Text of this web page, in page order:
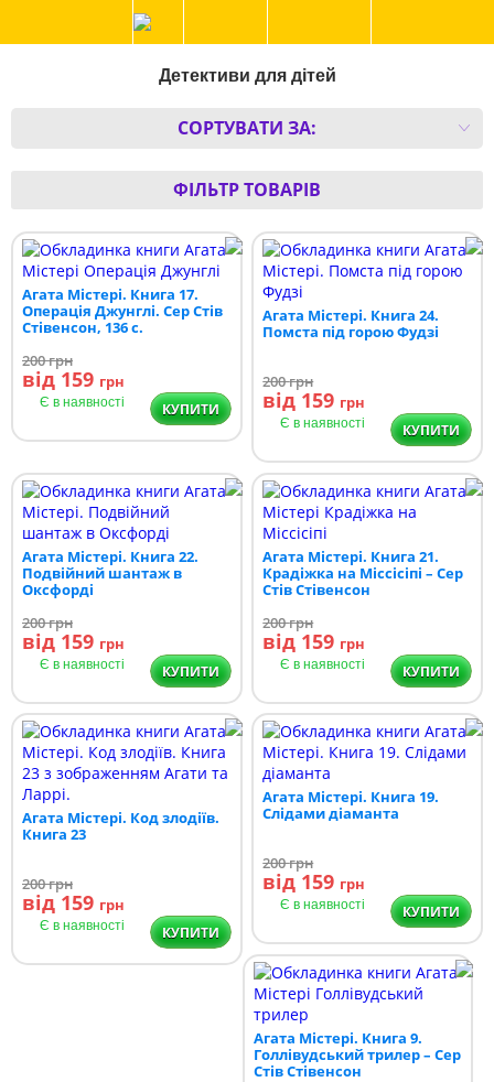
Детективи для дітей
СОРТУВАТИ ЗА:
ФІЛЬТР ТОВАРІВ
Агата Містері. Книга 17.
Операція Джунглі. Сер Стів
Стівенсон, 136 с.
200грн
від 159 грн
Є в наявності КУПИТИ
Агата Містері. Книга 24.
Помста під горою Фудзі
200грн
від 159 грн
Є в наявності КУПИТИ
Агата Містері. Книга 22.
Подвійний шантаж в
Оксфорді
200грн
від 159 грн
Є в наявності КУПИТИ
Агата Містері. Книга 21.
Крадіжка на Міссісіпі – Сер
Стів Стівенсон
200грн
від 159 грн
Є в наявності КУПИТИ
Агата Містері. Код злодіїв.
Книга 23
200грн
від 159 грн
Є в наявності КУПИТИ
Агата Містері. Книга 19.
Слідами діаманта
200грн
від 159 грн
Є в наявності КУПИТИ
Агата Містері. Книга 9.
Голлівудський трилер – Сер
Стів Стівенсон